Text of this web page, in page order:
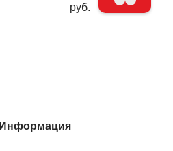
руб.
Информация